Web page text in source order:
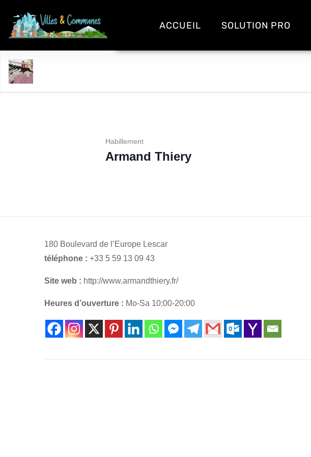
ACCUEIL SOLUTION PRO
Habillement
Armand Thiery
180 Boulevard de l’Europe Lescar
téléphone : +33 5 59 13 09 43
Site web : http://www.armandthiery.fr/
Heures d’ouverture : Mo-Sa 10:00-20:00